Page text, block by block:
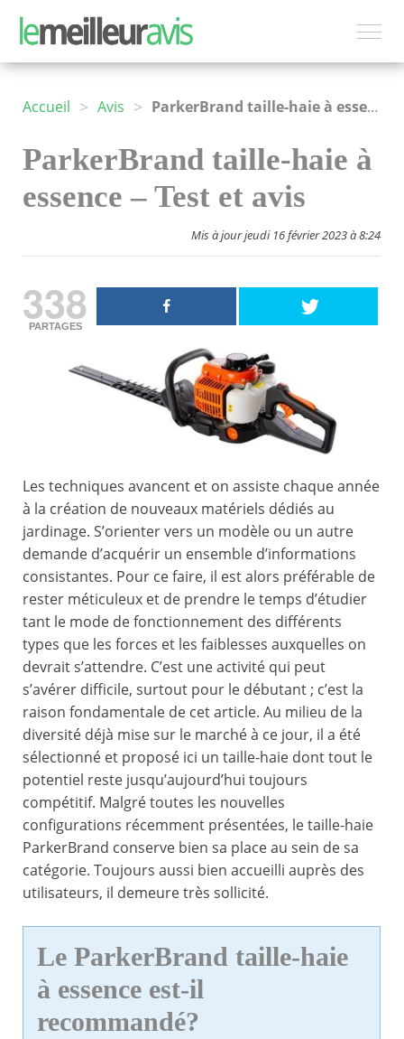
Accueil > Avis > ParkerBrand taille-haie à essence
ParkerBrand taille-haie à
essence – Test et avis
Mis à jour jeudi 16 février 2023 à 8:24
338
PARTAGES
Les techniques avancent et on assiste chaque année
à la création de nouveaux matériels dédiés au
jardinage. S’orienter vers un modèle ou un autre
demande d’acquérir un ensemble d’informations
consistantes. Pour ce faire, il est alors préférable de
rester méticuleux et de prendre le temps d’étudier
tant le mode de fonctionnement des différents
types que les forces et les faiblesses auxquelles on
devrait s’attendre. C’est une activité qui peut
s’avérer difficile, surtout pour le débutant ; c’est la
raison fondamentale de cet article. Au milieu de la
diversité déjà mise sur le marché à ce jour, il a été
sélectionné et proposé ici un taille-haie dont tout le
potentiel reste jusqu’aujourd’hui toujours
compétitif. Malgré toutes les nouvelles
configurations récemment présentées, le taille-haie
ParkerBrand conserve bien sa place au sein de sa
catégorie. Toujours aussi bien accueilli auprès des
utilisateurs, il demeure très sollicité.
Le ParkerBrand taille-haie
à essence est-il
recommandé?